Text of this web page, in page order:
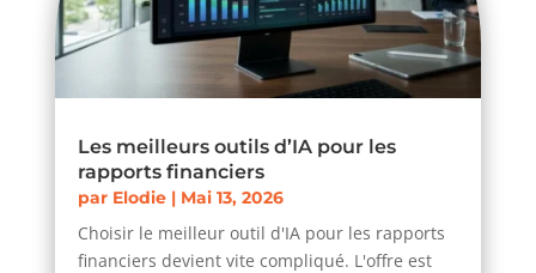
Les meilleurs outils d’IA pour les
rapports financiers
par Elodie| Mai 13, 2026
Choisir le meilleur outil d'IA pour les rapports
financiers devient vite compliqué. L'offre est